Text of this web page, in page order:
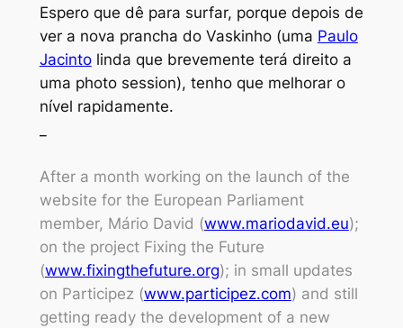
Espero que dê para surfar, porque depois de
ver a nova prancha do Vaskinho (uma Paulo
Jacintolinda que brevemente terá direito a
uma photo session), tenho que melhorar o
nível rapidamente.
After a month working on the launch of the
website for the European Parliament
member, Mário David (www.mariodavid.eu);
on the project Fixing the Future
(www.fixingthefuture.org); in small updates
on Participez (www.participez.com) and still
getting ready the development of a new